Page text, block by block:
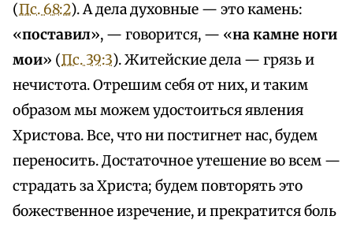
(Пс. 68:2). А дела духовные — это камень:
«поставил», — говорится, — «на камне ноги
мои» (Пс. 39:3). Житейские дела — грязь и
нечистота. Отрешим себя от них, и таким
образом мы можем удостоиться явления
Христова. Все, что ни постигнет нас, будем
переносить. Достаточное утешение во всем —
страдать за Христа; будем повторять это
божественное изречение, и прекратится боль